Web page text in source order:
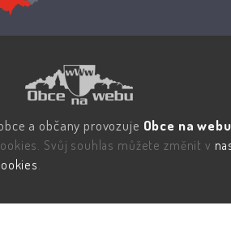
a občany provozuje Obce na
Svůj souhlas můžete změnit v
.